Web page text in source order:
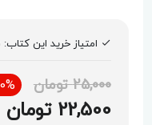
امتیاز خرید این کتاب:
25,000 تومان
22,500 تومان